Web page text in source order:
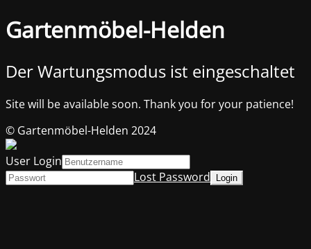
Gartenmöbel-Helden
Der Wartungsmodus ist eingeschaltet
Site will be available soon. Thank you for your patience!
© Gartenmöbel-Helden 2024
User Login
Lost Password